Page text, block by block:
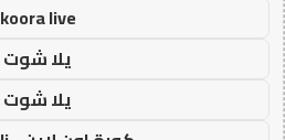
koora live
يلا شوت
يلا شوت